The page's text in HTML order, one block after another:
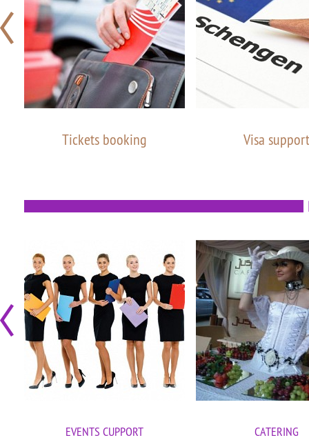
Tickets booking Visa support
EVENTS CUPPORT CATERING